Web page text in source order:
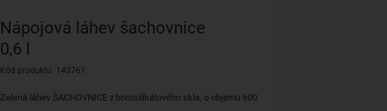
Nápojová láhev šachovnice
0,6 l
Kód produktu 143761
Zelená láhev ŠACHOVNICE z borosilikátového skla, o objemu 600